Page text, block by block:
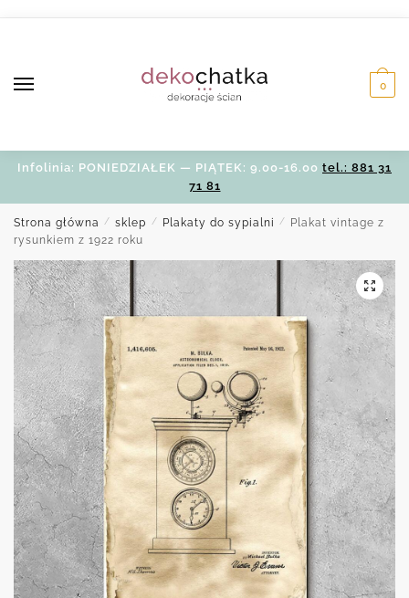
0
Infolinia: PONIEDZIAŁEK — PIĄTEK: 9.00-16.00 tel.: 881 31
71 81
Strona główna / sklep / Plakaty do sypialni /
Plakat vintage z
rysunkiem z 1922 roku